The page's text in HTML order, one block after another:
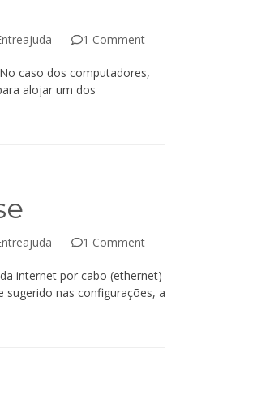
1 Comment
caso dos computadores,
alojar um dos
1 Comment
internet por cabo (ethernet)
sugerido nas configurações, a